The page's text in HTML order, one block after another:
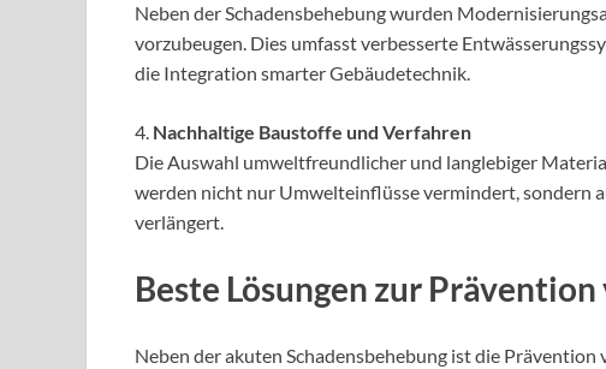
Neben der Schadensbehebung wurden
vorzubeugen. Dies umfasst verbesserte
die Integration smarter Gebäudetechnik.
4. Nachhaltige Baustoffe und Verfahren
Die Auswahl umweltfreundlicher und langlebiger
werden nicht nur Umwelteinflüsse vermindert, sondern
verlängert.
Beste Lösungen zur
Neben der akuten Schadensbehebung ist die